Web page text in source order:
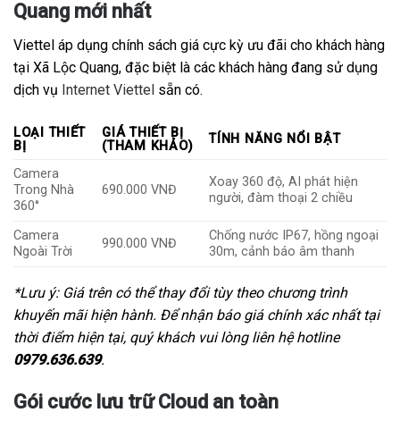
Quang mới nhất
Viettel áp dụng chính sách giá cực kỳ ưu đãi cho khách hàng
tại Xã Lộc Quang, đặc biệt là các khách hàng đang sử dụng
dịch vụ Internet Viettel sẵn có.
LOẠI THIẾT
BỊ
GIÁ THIẾT BỊ
(THAM KHẢO)
TÍNH NĂNG NỔI BẬT
Camera
Trong Nhà
360°
690.000 VNĐ
Xoay 360 độ, AI phát hiện
người, đàm thoại 2 chiều
Camera
Ngoài Trời
990.000 VNĐ
Chống nước IP67, hồng ngoại
30m, cảnh báo âm thanh
*Lưu ý: Giá trên có thể thay đổi tùy theo chương trình
khuyến mãi hiện hành. Để nhận báo giá chính xác nhất tại
thời điểm hiện tại, quý khách vui lòng liên hệ hotline
0979.636.639.
Gói cước lưu trữ Cloud an toàn